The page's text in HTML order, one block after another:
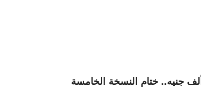
بمجموع جوائز تصل إلى 800 ألف جنيه.. ختام النسخة الخامسة